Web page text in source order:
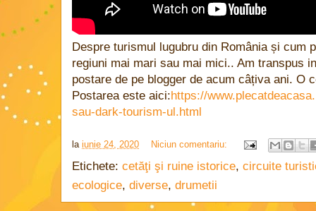
Despre turismul lugubru din România și cum
regiuni mai mari sau mai mici.. Am transpus
postare de pe blogger de acum câțiva ani. O
Postarea este aici:https://
sau-dark-tourism-ul.html
la iunie 24, 2020 Niciun comentariu:
Etichete: cetăţi şi ruine istorice, circuite
ecologice, diverse, drumetii